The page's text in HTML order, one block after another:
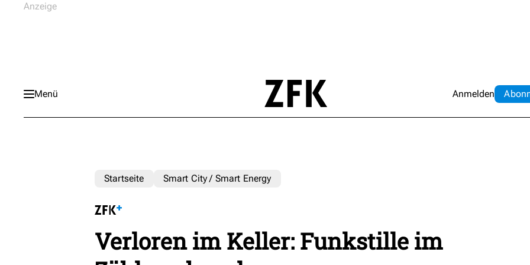
Menü Anmelden Abo
Startseite Smart City / Smart Energy
Verloren im Keller: Funkstille im